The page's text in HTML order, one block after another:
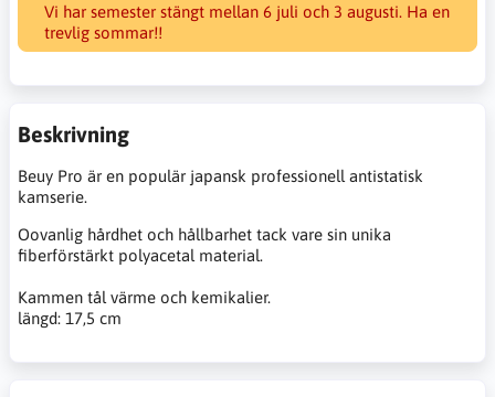
Vi har semester stängt mellan 6 juli och 3 augusti. Ha en
trevlig sommar!!
Beskrivning
Beuy Pro är en populär japansk professionell antistatisk
kamserie.
Oovanlig hårdhet och hållbarhet tack vare sin unika
fiberförstärkt polyacetal material.
Kammen tål värme och kemikalier.
längd: 17,5 cm